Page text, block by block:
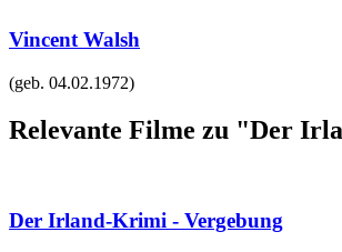
Vincent Walsh
(geb. 04.02.1972)
Relevante Filme zu "Der
Der Irland-Krimi - Vergebung